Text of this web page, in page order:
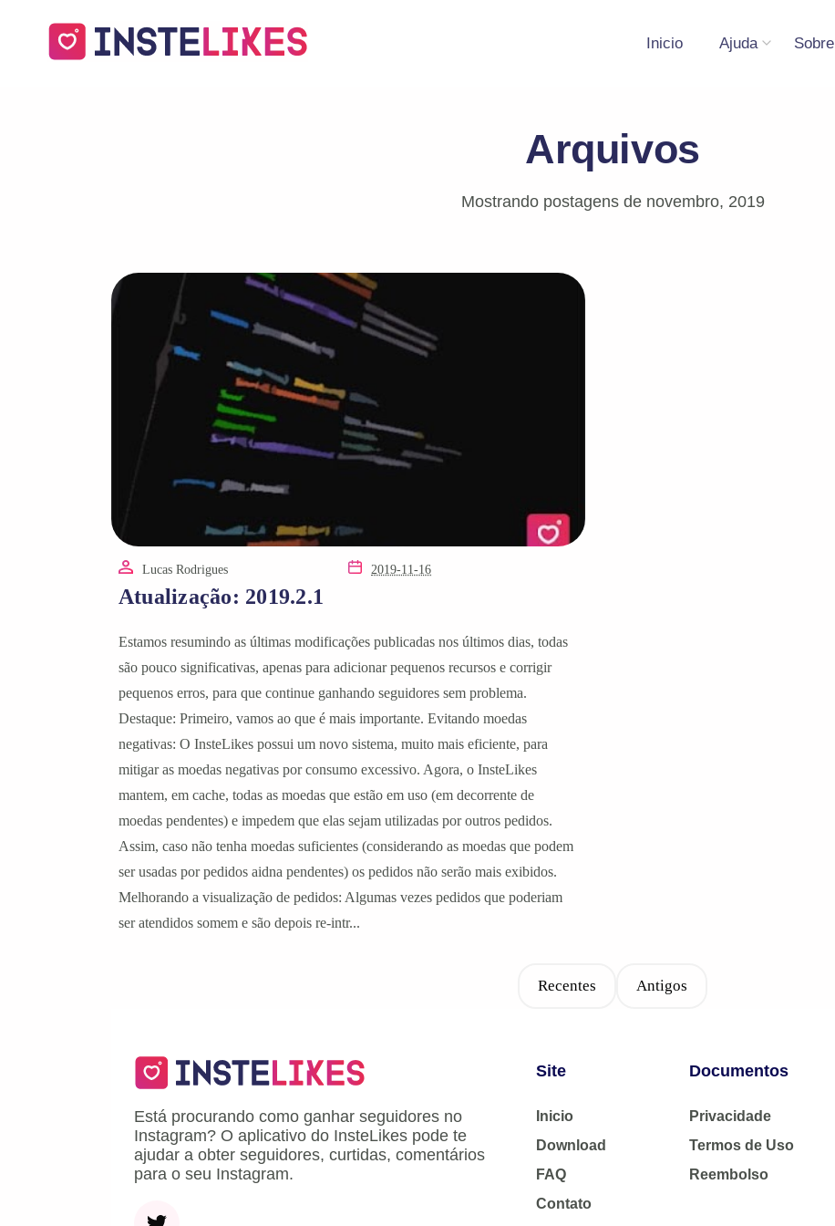
Inicio Ajuda Sobre
Arquivos
Mostrando postagens de novembro, 2019
Lucas Rodrigues 2019-11-16
Atualização: 2019.2.1
Estamos resumindo as últimas modificações publicadas nos últimos dias, todas
são pouco significativas, apenas para adicionar pequenos recursos e corrigir
pequenos erros, para que continue ganhando seguidores sem problema.
Destaque: Primeiro, vamos ao que é mais importante. Evitando moedas
negativas: O InsteLikes possui um novo sistema, muito mais eficiente, para
mitigar as moedas negativas por consumo excessivo. Agora, o InsteLikes
mantem, em cache, todas as moedas que estão em uso (em decorrente de
moedas pendentes) e impedem que elas sejam utilizadas por outros pedidos.
Assim, caso não tenha moedas suficientes (considerando as moedas que podem
ser usadas por pedidos aidna pendentes) os pedidos não serão mais exibidos.
Melhorando a visualização de pedidos: Algumas vezes pedidos que poderiam
ser atendidos somem e são depois re-intr...
Recentes Antigos
Está procurando como ganhar seguidores no
Instagram? O aplicativo do InsteLikes pode te
ajudar a obter seguidores, curtidas, comentários
para o seu Instagram.
Site
Inicio
Download
FAQ
Contato
Documentos
Privacidade
Termos de Uso
Reembolso